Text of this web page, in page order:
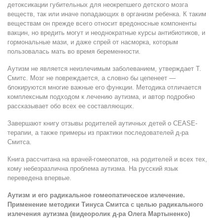
детоксикации губительных для неокрепшего детского мозга
веществ, так или иначе попадающих в организм ребенка. К таким
веществам он прежде всего относит вредоносные компоненты
вакцин, но вредить могут и неоднократные курсы антибиотиков, и
гормональные мази, и даже спрей от насморка, которым
пользовалась мать во время беременности.
Аутизм не является неизлечимым заболеванием, утверждает Т.
Смитс. Мозг не повреждается, а словно бы цепенеет —
блокируются многие важные его функции. Методика отличается
комплексным подходом к лечению аутизма, и автор подробно
рассказывает обо всех ее составляющих.
Завершают книгу отзывы родителей аутичных детей о CEASE-
терапии, а также примеры из практики последователей д-ра
Смитса.
Книга рассчитана на врачей-гомеопатов, на родителей и всех тех,
кому небезразлична проблема аутизма. На русский язык
переведена впервые.
Аутизм и его радикальное гомеопатическое излечение.
Применение методики Тинуса Смитса с целью радикального
излечения аутизма (видеоролик д-ра Олега Мартыненко)